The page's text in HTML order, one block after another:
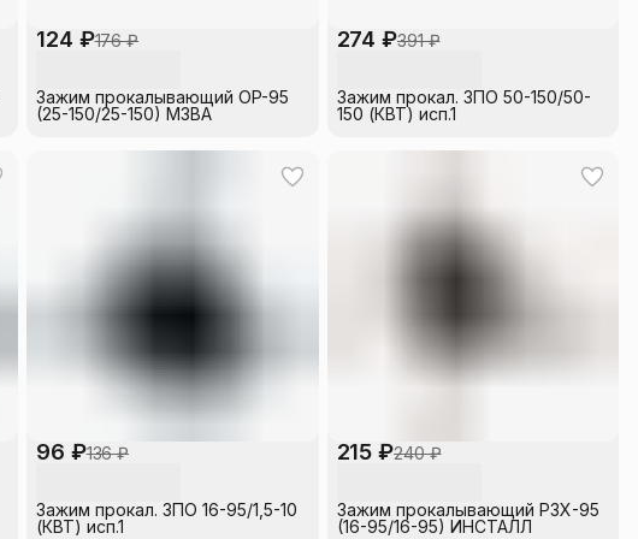
124 ₽176 ₽
Зажим прокалывающий OP-95
(25-150/25-150) МЗВА
274 ₽391 ₽
Зажим прокал. ЗПО 50-150/50-
150 (КВТ) исп.1
96 ₽136 ₽
Зажим прокал. ЗПО 16-95/1,5-10
(КВТ) исп.1
215 ₽240 ₽
Зажим прокалывающий P3X-95
(16-95/16-95) ИНСТАЛЛ